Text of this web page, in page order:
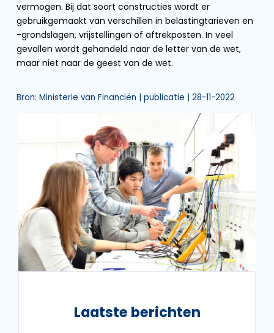
vermogen. Bij dat soort constructies wordt er
gebruikgemaakt van verschillen in belastingtarieven en
-grondslagen, vrijstellingen of aftrekposten. In veel
gevallen wordt gehandeld naar de letter van de wet,
maar niet naar de geest van de wet.
Bron: Ministerie van Financiën | publicatie | 28-11-2022
Laatste berichten